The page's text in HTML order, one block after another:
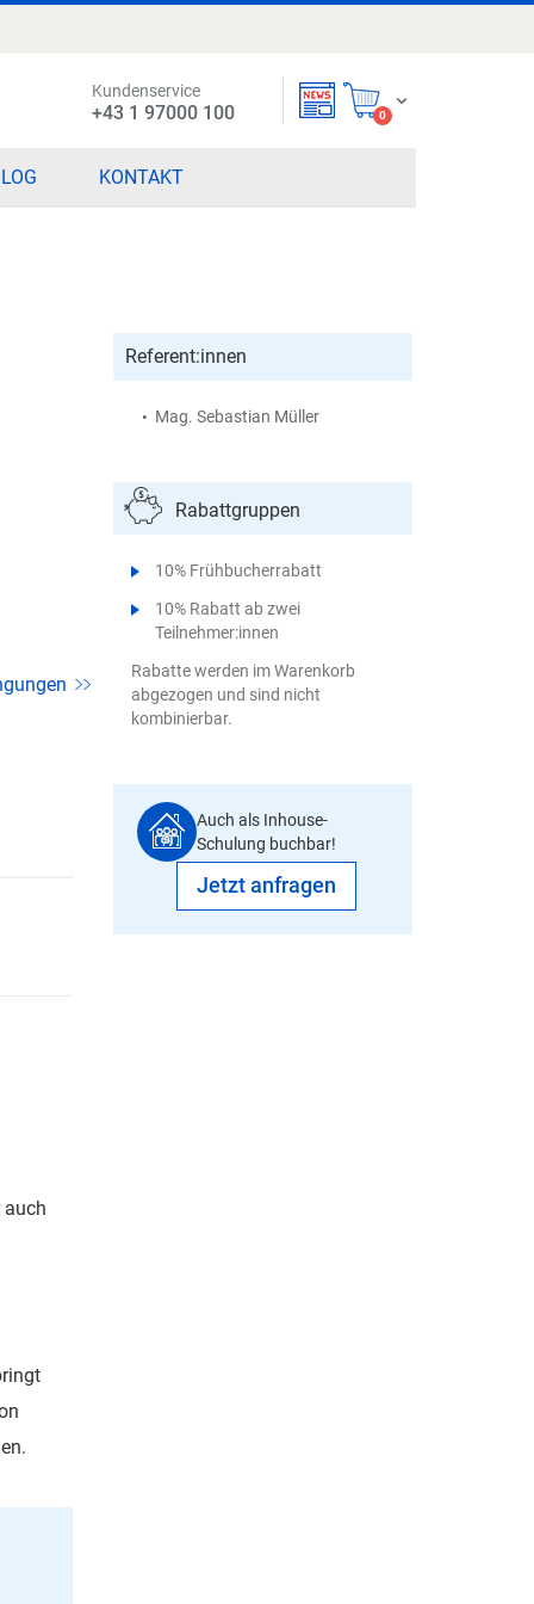
Mein Warenkorb
0items
Kundenservice
+43 1 97000 100
KONTAKT
auch
Referent:innen
Mag. Sebastian Müller
Rabattgruppen
10% Frühbucherrabatt
10% Rabatt ab zwei
Teilnehmer:innen
Rabatte werden im Warenkorb
abgezogen und sind nicht
kombinierbar.
Auch als Inhouse-
Schulung buchbar!
Jetzt anfragen